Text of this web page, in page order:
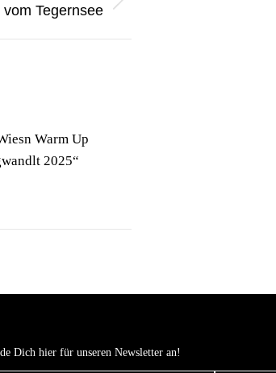
Tegernsee
Warm Up
2025“
Dich hier für unseren Newsletter an!